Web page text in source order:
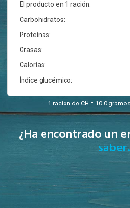
El producto en 1 ración:
Carbohidratos:
Proteínas:
Grasas:
Calorías:
Índice glucémico:
1 ración de CH = 10.0
¿Ha encontrado un
saber.